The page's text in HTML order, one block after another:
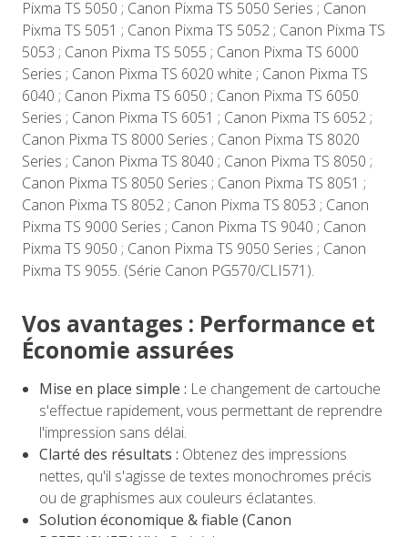
Pixma TS 5050 ; Canon Pixma TS 5050 Series ; Canon
Pixma TS 5051 ; Canon Pixma TS 5052 ; Canon Pixma TS
5053 ; Canon Pixma TS 5055 ; Canon Pixma TS 6000
Series ; Canon Pixma TS 6020 white ; Canon Pixma TS
6040 ; Canon Pixma TS 6050 ; Canon Pixma TS 6050
Series ; Canon Pixma TS 6051 ; Canon Pixma TS 6052 ;
Canon Pixma TS 8000 Series ; Canon Pixma TS 8020
Series ; Canon Pixma TS 8040 ; Canon Pixma TS 8050 ;
Canon Pixma TS 8050 Series ; Canon Pixma TS 8051 ;
Canon Pixma TS 8052 ; Canon Pixma TS 8053 ; Canon
Pixma TS 9000 Series ; Canon Pixma TS 9040 ; Canon
Pixma TS 9050 ; Canon Pixma TS 9050 Series ; Canon
Pixma TS 9055. (Série Canon PG570/CLI571).
Vos avantages : Performance et
Économie assurées
Mise en place simple : Le changement de cartouche
s'effectue rapidement, vous permettant de reprendre
l'impression sans délai.
Clarté des résultats : Obtenez des impressions
nettes, qu'il s'agisse de textes monochromes précis
ou de graphismes aux couleurs éclatantes.
Solution économique & fiable (Canon